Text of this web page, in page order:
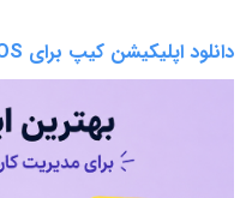
دانلود اپلیکیشن کیپ برای iOS